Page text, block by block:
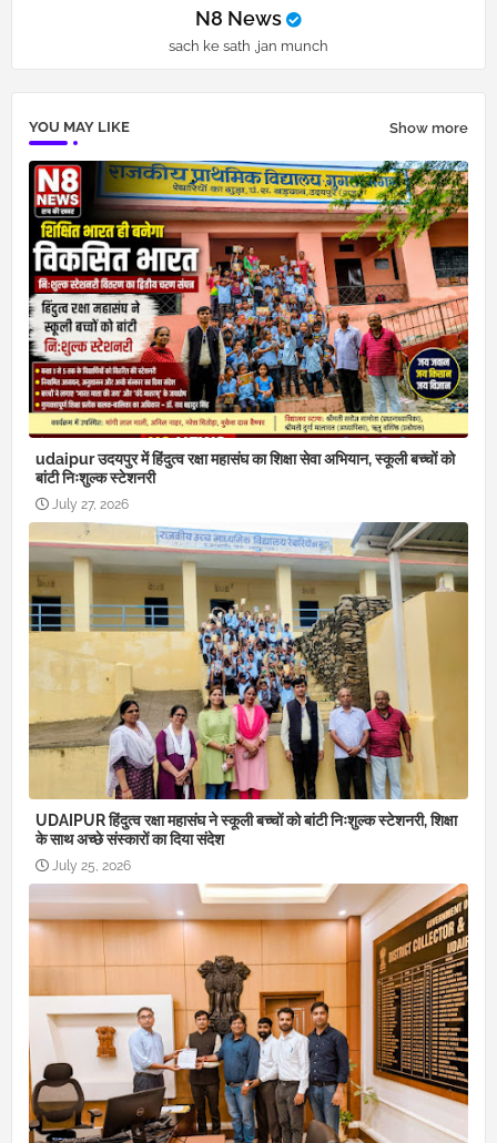
N8 News
sach ke sath ,jan munch
YOU MAY LIKE Show more
udaipur उदयपुर में हिंदुत्व रक्षा महासंघ का शिक्षा सेवा अभियान, स्कूली बच्चों को
बांटी निःशुल्क स्टेशनरी
July 27, 2026
UDAIPUR हिंदुत्व रक्षा महासंघ ने स्कूली बच्चों को बांटी निःशुल्क स्टेशनरी, शिक्षा
के साथ अच्छे संस्कारों का दिया संदेश
July 25, 2026